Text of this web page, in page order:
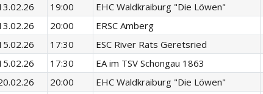
19:00 EHC Waldkraiburg "Die Löwen"
20:00 ERSC Amberg
17:30 ESC River Rats Geretsried
17:30 EA im TSV Schongau 1863
20:00 EHC Waldkraiburg "Die Löwen"